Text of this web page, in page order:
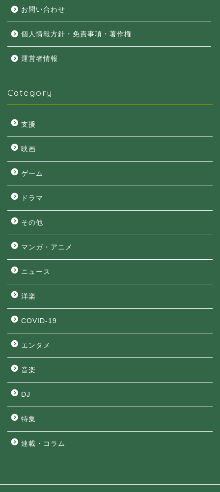
お問い合わせ
個人情報方針・免責事項・著作権
運営者情報
Category
支援
映画
ゲーム
ドラマ
その他
マンガ・アニメ
ニュース
洋楽
COVID-19
エンタメ
音楽
DJ
特集
連載・コラム